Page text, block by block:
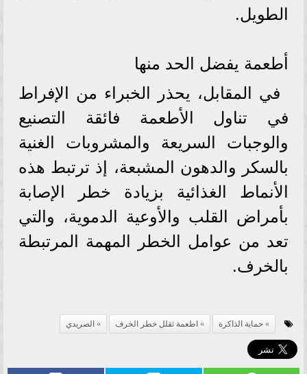
الطويل.
أطعمة يفضل الحد منها
في المقابل، يحذر الخبراء من الإفراط
في تناول الأطعمة فائقة التصنيع
والوجبات السريعة والمشروبات الغنية
بالسكر والدهون المشبعة، إذ ترتبط هذه
الأنماط الغذائية بزيادة خطر الإصابة
بأمراض القلب والأوعية الدموية، والتي
تعد من عوامل الخطر المهمة المرتبطة
بالخرف.
حماية الذاكرة اطعمة تقلل خطر الخرف الصريدي